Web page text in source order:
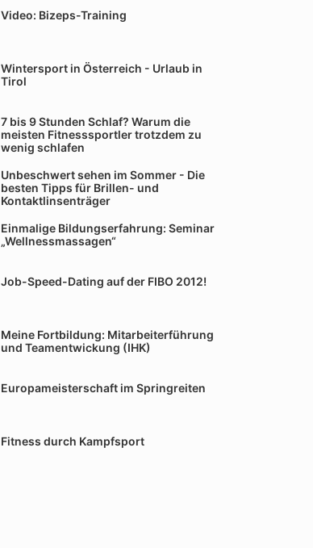
Video: Bizeps-Training
Wintersport in Österreich - Urlaub in
Tirol
7 bis 9 Stunden Schlaf? Warum die
meisten Fitnesssportler trotzdem zu
wenig schlafen
Unbeschwert sehen im Sommer - Die
besten Tipps für Brillen- und
Kontaktlinsenträger
Einmalige Bildungserfahrung: Seminar
„Wellnessmassagen“
Job-Speed-Dating auf der FIBO 2012!
Meine Fortbildung: Mitarbeiterführung
und Teamentwickung (IHK)
Europameisterschaft im Springreiten
Fitness durch Kampfsport